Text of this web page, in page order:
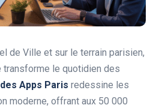
de Ville et sur le terrain parisien,
le quotidien des
Apps Paris redessine les
moderne, offrant aux 50 000